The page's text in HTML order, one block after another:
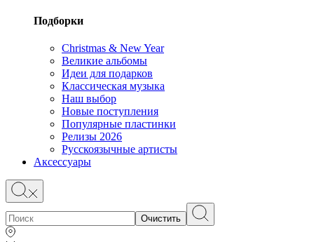
Подборки
Christmas & New Year
Великие альбомы
Идеи для подарков
Классическая музыка
Наш выбор
Новые поступления
Популярные пластинки
Релизы 2026
Русскоязычные артисты
Аксессуары
Очистить